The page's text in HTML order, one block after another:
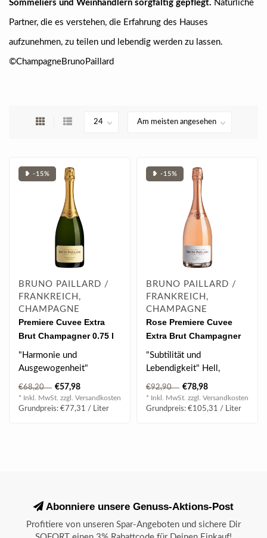
Sommeliers und Weinhändlern sorgfältig gepflegt. Natürliche
Partner, die es verstehen, die Erfahrung des Hauses
aufzunehmen, zu teilen und lebendig werden zu lassen.
©ChampagneBrunoPaillard
❥ -15%
BRUNO PAILLARD /
FRANKREICH,
CHAMPAGNE
Premiere Cuvee Extra
Brut Champagner 0.75 l
12% vol
"Harmonie und
Ausgewogenheit"
Aprikose, getrockneter
Apfel, getrocknete
Zitrone,..
€68,20 €57,98
* Inkl. MwSt. zzgl. Versandkosten
Grundpreis: €77,31 / Liter
❥ -15%
BRUNO PAILLARD /
FRANKREICH,
CHAMPAGNE
Rose Premiere Cuvee
Extra Brut Champagner
0.75 l 12% vol
"Subtilität und
Lebendigkeit" Hell,
rosafarbene
Ballettschuhtönung, mit
einer ..
€92,90 €78,98
* Inkl. MwSt. zzgl. Versandkosten
Grundpreis: €105,31 / Liter
Abonniere unsere Genuss-Aktions-Post
Profitiere von unseren Spar-Angeboten und sichere Dir